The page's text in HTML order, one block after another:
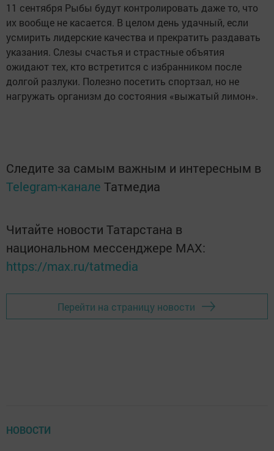
11 сентября Рыбы будут контролировать даже то, что
их вообще не касается. В целом день удачный, если
усмирить лидерские качества и прекратить раздавать
указания. Слезы счастья и страстные объятия
ожидают тех, кто встретится с избранником после
долгой разлуки. Полезно посетить спортзал, но не
нагружать организм до состояния «выжатый лимон».
Следите за самым важным и интересным в
Telegram-канале Татмедиа
Читайте новости Татарстана в
национальном мессенджере MАХ:
https://max.ru/tatmedia
Перейти на страницу новости
НОВОСТИ